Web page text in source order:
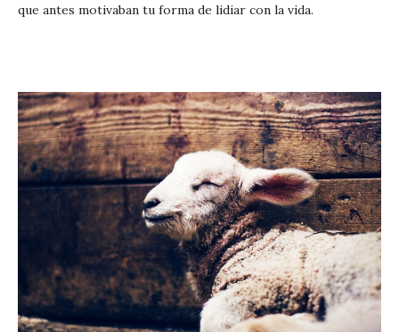
que antes motivaban tu forma de lidiar con la vida.